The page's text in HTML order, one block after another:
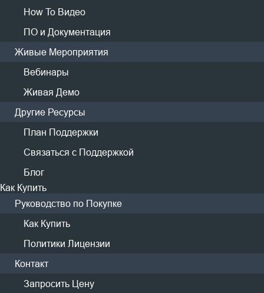
How To Видео
ПО и Документация
Живые Мероприятия
Вебинары
Живая Демо
Другие Ресурсы
План Поддержки
Связаться с Поддержкой
Блог
Как Купить
Руководство по Покупке
Как Купить
Политики Лицензии
Контакт
Запросить Цену
Массивные виртуальные машины, одно
программное обеспечение для
резервного копирования
С помощью единой веб-консоли управления,